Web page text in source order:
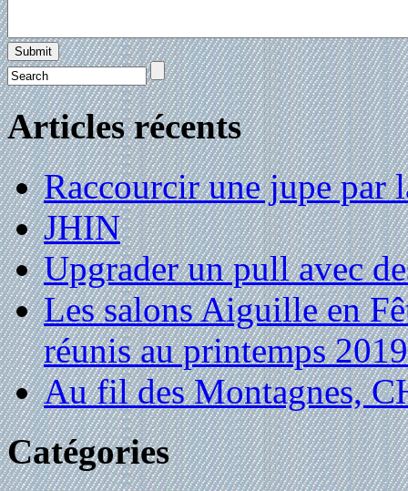
Articles récents
Raccourcir une jupe par
JHIN
Upgrader un pull avec
Les salons Aiguille en
réunis au printemps 2019
Au fil des Montagnes,
Catégories